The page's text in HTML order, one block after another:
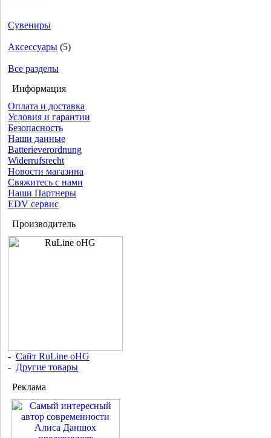
Сувениры
Аксессуары (5)
Все разделы
Информация
Оплата и доставка
Условия и гарантии
Безопасность
Наши данные
Batterieverordnung
Widerrufsrecht
Новости магазина
Свяжитесь с нами
Наши Партнеры
EDV сервис
Производитель
- Сайт RuLine oHG
- Другие товары
Реклама